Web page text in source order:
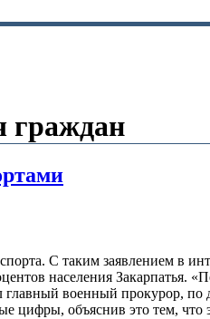
граждан
С таким заявлением в
населения Закарпатья.
военный прокурор,
цифры, объяснив это тем,